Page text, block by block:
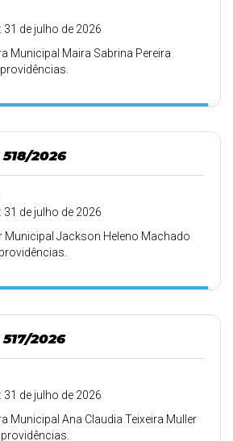
de julho de 2026
Municipal Maira Sabrina Pereira
518/2026
de julho de 2026
Municipal Jackson Heleno Machado
2026
de julho de 2026
Municipal Ana Claudia Teixeira Muller